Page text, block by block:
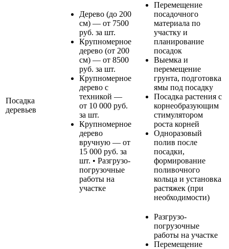
Посадка
деревьев
Дерево (до 200
см) — от 7500
руб. за шт.
Крупномерное
дерево (от 200
см) — от 8500
руб. за шт.
Крупномерное
дерево с
техникой —
от 10 000 руб.
за шт.
Крупномерное
дерево
вручную — от
15 000 руб. за
шт. • Разгрузо-
погрузочные
работы на
участке
Перемещение
посадочного
материала по
участку и
планирование
посадок
Выемка и
перемещение
грунта, подготовка
ямы под посадку
Посадка растения с
корнеобразующим
стимулятором
роста корней
Одноразовый
полив после
посадки,
формирование
поливочного
кольца и установка
растяжек (при
необходимости)
Разгрузо-
погрузочные
работы на участке
Перемещение